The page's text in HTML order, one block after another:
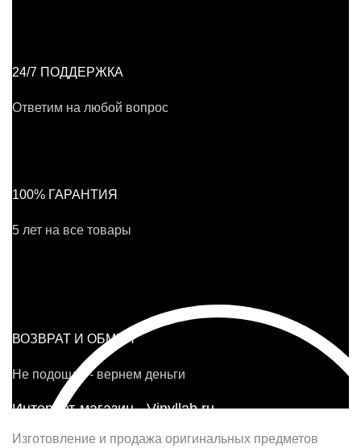
24/7 ПОДДЕРЖКА
Ответим на любой вопрос
100% ГАРАНТИЯ
5 лет на все товары
ВОЗВРАТ И ОБМЕН
Не подошло - вернем деньги
Интернет-магазин - Vinyllab.ru
Изготовление и продажа оригинальных предметов